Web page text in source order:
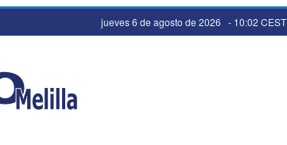
jueves 6 de agosto de 2026 - 10:02 CEST